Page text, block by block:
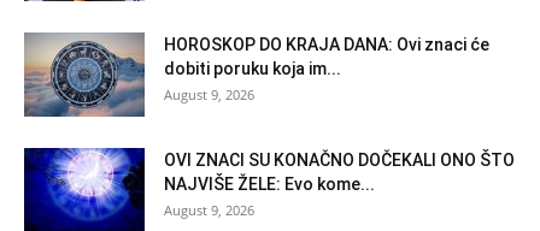
HOROSKOP DO KRAJA DANA: Ovi znaci će
dobiti poruku koja im...
August 9, 2026
OVI ZNACI SU KONAČNO DOČEKALI ONO ŠTO
NAJVIŠE ŽELE: Evo kome...
August 9, 2026